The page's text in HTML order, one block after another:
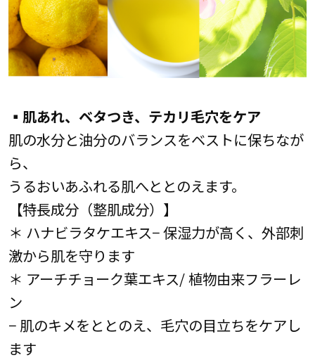
▪肌あれ、ベタつき、テカリ毛穴をケア
肌の水分と油分のバランスをベストに保ちなが
ら、
うるおいあふれる肌へととのえます。
【特長成分（整肌成分）】
＊ ハナビラタケエキス− 保湿力が高く、外部刺
激から肌を守ります
＊ アーチチョーク葉エキス/ 植物由来フラーレ
ン
− 肌のキメをととのえ、毛穴の目立ちをケアし
ます